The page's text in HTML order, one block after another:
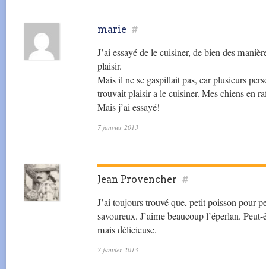
marie #
J’ai essayé de le cuisiner, de bien des
plaisir.
Mais il ne se gaspillait pas, car plusieurs
trouvait plaisir a le cuisiner. Mes chiens en
Mais j’ai essayé!
7 janvier 2013
Jean Provencher #
J’ai toujours trouvé que, petit poisson pour
savoureux. J’aime beaucoup l’éperlan.
mais délicieuse.
7 janvier 2013